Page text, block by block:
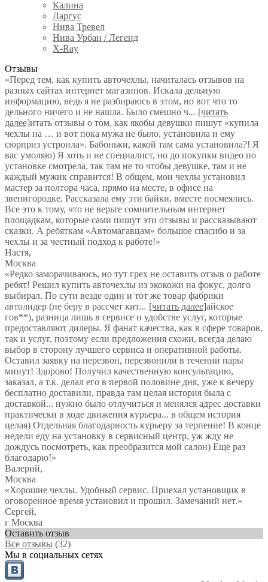
Калина
Ларгус
Нива Тревел
Нива Урбан / Легенд
X-Ray
Отзывы
«Перед тем, как купить авточехлы, начиталась отзывов на
разных сайтах интернет магазинов. Искала дельную
информацию, ведь я не разбираюсь в этом, но вот что то
дельного ничего и не нашла. Было смешно ч... [читать
далее]итать отзывы о том, как якобы девушки пишут «купила
чехлы на … и вот пока мужа не было, установила и ему
сюрприз устроила». Бабоньки, какой там сама установила?! Я
вас умоляю) Я хоть и не специалист, но до покупки видео по
установке смотрела, так там не то чтобы девушке, там и не
каждый мужик справится! В общем, мои чехлы установил
мастер за полтора часа, прямо на месте, в офисе на
звенигородке. Рассказала ему эти байки, вместе посмеялись.
Все это к тому, что не верьте сомнительным интернет
площадкам, которые сами пишут эти отзывы и рассказывают
сказки. А ребяткам «Автомагавцам» большое спасибо и за
чехлы и за честный подход к работе!»
Настя,
Москва
«Редко заморачиваюсь, но тут грех не оставить отзыв о работе
ребят! Решил купить авточехлы из экокожи на фокус, долго
выбирал. По сути везде один и тот же товар фабрики
автолидер (не беру в рассчет кит... [читать далее]айское
гов**), разница лишь в сервисе и удобстве услуг, которые
предоставляют дилеры. Я фанат качества, как в сфере товаров,
так и услуг, поэтому если предложения схожи, всегда делаю
выбор в сторону лучшего сервиса и оперативной работы.
Оставил заявку на перезвон, перезвонили в течении пары
минут! Здорово! Получил качественную консультацию,
заказал, а т.к. делал его в первой половине дня, уже к вечеру
бесплатно доставили, правда там целая история была с
доставкой... нужно было отлучиться и менялся адрес доставки
практически в ходе движения курьера... в общем история
целая) Отдельная благодарность курьеру за терпение! В конце
недели еду на установку в сервисный центр, уж жду не
дождусь посмотреть, как преобразится мой салон) Еще раз
благодарю!»
Валерий,
Москва
«Хорошие чехлы. Удобный сервис. Приехал установщик в
оговоренное время установил и прошил. Замечаний нет.»
Сергей,
г Москва
Оставить отзыв
Все отзывы (32)
Мы в социальных сетях